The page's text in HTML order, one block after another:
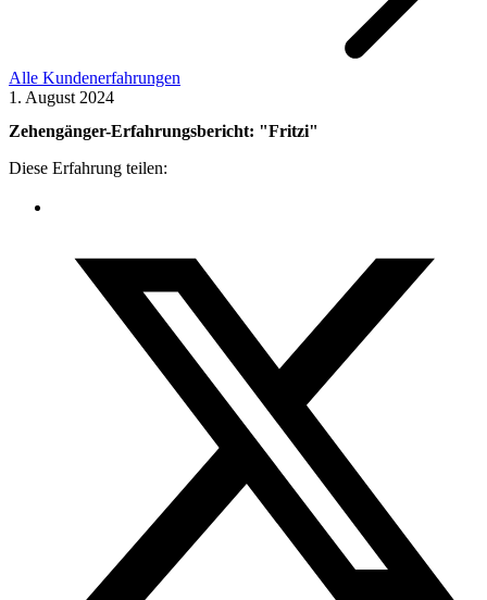
Alle Kundenerfahrungen
1. August 2024
Zehengänger-Erfahrungsbericht: "Fritzi"
Diese Erfahrung teilen: